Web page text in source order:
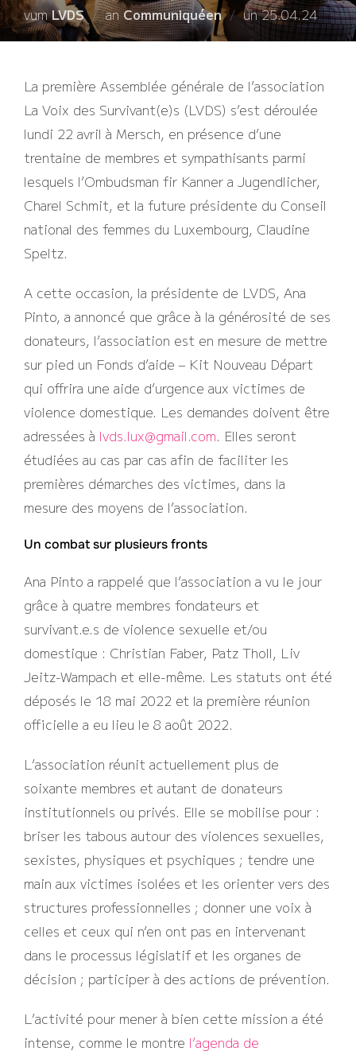
vumLVDS anCommuniquéen unVerëffentlecht
25.04.24
La première Assemblée générale de l’association
La Voix des Survivant(e)s (LVDS) s’est déroulée
lundi 22 avril à Mersch, en présence d’une
trentaine de membres et sympathisants parmi
lesquels l’Ombudsman fir Kanner a Jugendlicher,
Charel Schmit, et la future présidente du Conseil
national des femmes du Luxembourg, Claudine
Speltz.
A cette occasion, la présidente de LVDS, Ana
Pinto, a annoncé que grâce à la générosité de ses
donateurs, l’association est en mesure de mettre
sur pied un Fonds d’aide – Kit Nouveau Départ
qui offrira une aide d’urgence aux victimes de
violence domestique. Les demandes doivent être
adressées à lvds.lux@gmail.com. Elles seront
étudiées au cas par cas afin de faciliter les
premières démarches des victimes, dans la
mesure des moyens de l’association.
Un combat sur plusieurs fronts
Ana Pinto a rappelé que l’association a vu le jour
grâce à quatre membres fondateurs et
survivant.e.s de violence sexuelle et/ou
domestique : Christian Faber, Patz Tholl, Liv
Jeitz-Wampach et elle-même. Les statuts ont été
déposés le 18 mai 2022 et la première réunion
officielle a eu lieu le 8 août 2022.
L’association réunit actuellement plus de
soixante membres et autant de donateurs
institutionnels ou privés. Elle se mobilise pour :
briser les tabous autour des violences sexuelles,
sexistes, physiques et psychiques ; tendre une
main aux victimes isolées et les orienter vers des
structures professionnelles ; donner une voix à
celles et ceux qui n’en ont pas en intervenant
dans le processus législatif et les organes de
décision ; participer à des actions de prévention.
L’activité pour mener à bien cette mission a été
intense, comme le montre l’agenda de